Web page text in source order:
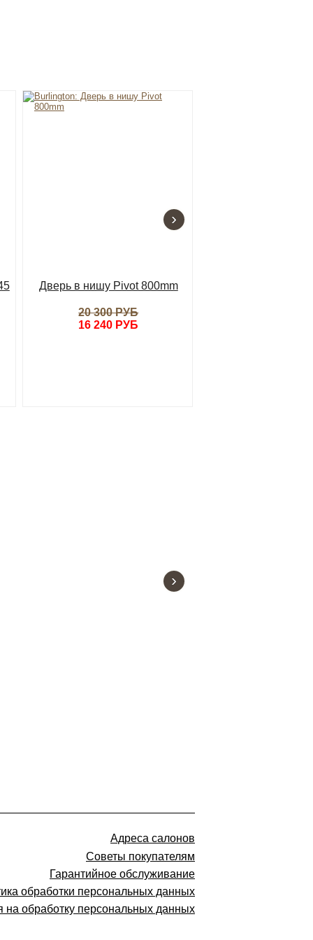
Дверь в нишу Pivot 800mm
20 300 РУБ
16 240 РУБ
›
›
Адреса салонов
Советы покупателям
Гарантийное обслуживание
обработки персональных данных
на обработку персональных данных